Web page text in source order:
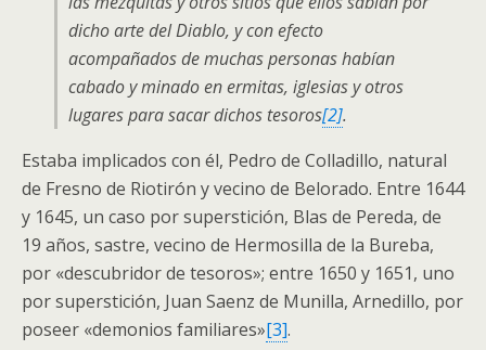
dicho arte del Diablo, y con efecto
acompañados de muchas personas habían
cabado y minado en ermitas, iglesias y otros
lugares para sacar dichos tesoros[2].
Estaba implicados con él, Pedro de Colladillo, natural
de Fresno de Riotirón y vecino de Belorado. Entre 1644
y 1645, un caso por superstición, Blas de Pereda, de
19 años, sastre, vecino de Hermosilla de la Bureba,
por «descubridor de tesoros»; entre 1650 y 1651, uno
por superstición, Juan Saenz de Munilla, Arnedillo, por
poseer «demonios familiares»[3].